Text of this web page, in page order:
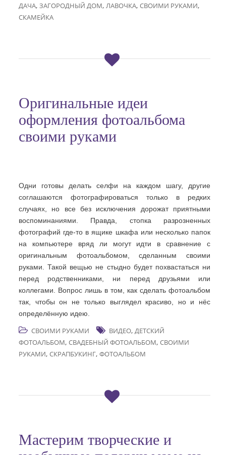
ДАЧА, ЗАГОРОДНЫЙ ДОМ, ЛАВОЧКА, СВОИМИ РУКАМИ,
СКАМЕЙКА
Оригинальные идеи
оформления фотоальбома
своими руками
Одни готовы делать селфи на каждом шагу, другие
соглашаются фотографироваться только в редких
случаях, но все без исключения дорожат приятными
воспоминаниями. Правда, стопка разрозненных
фотографий где-то в ящике шкафа или несколько папок
на компьютере вряд ли могут идти в сравнение с
оригинальным фотоальбомом, сделанным своими
руками. Такой вещью не стыдно будет похвастаться ни
перед родственниками, ни перед друзьями или
коллегами. Вопрос лишь в том, как сделать фотоальбом
так, чтобы он не только выглядел красиво, но и нёс
определённую идею.
СВОИМИ РУКАМИ ВИДЕО, ДЕТСКИЙ
ФОТОАЛЬБОМ, СВАДЕБНЫЙ ФОТОАЛЬБОМ, СВОИМИ
РУКАМИ, СКРАПБУКИНГ, ФОТОАЛЬБОМ
Мастерим творческие и